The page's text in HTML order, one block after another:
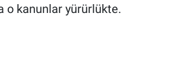
o kanunlar yürürlükte.